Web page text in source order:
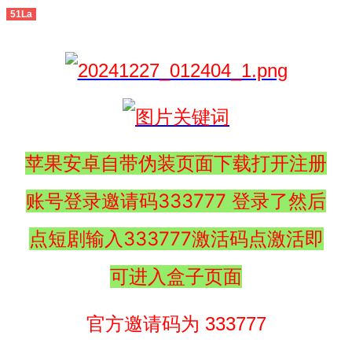
51La
苹果安卓自带伪装页面下载打开注册
账号登录邀请码333777 登录了然后
点短剧输入333777激活码点激活即
可进入盒子页面
官方邀请码为 333777